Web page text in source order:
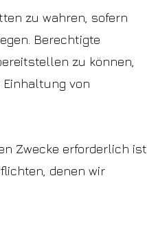
zu wahren, sofern
Berechtigte
zu können,
von
Zwecke erforderlich ist.
denen wir